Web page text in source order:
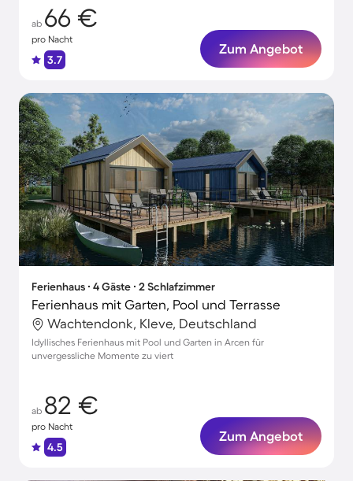
ab 66 €
pro Nacht
3.7
Zum Angebot
Ferienhaus ∙ 4 Gäste ∙ 2 Schlafzimmer
Ferienhaus mit Garten, Pool und Terrasse
Wachtendonk, Kleve, Deutschland
Idyllisches Ferienhaus mit Pool und Garten in Arcen für
unvergessliche Momente zu viert
ab 82 €
pro Nacht
4.5
Zum Angebot